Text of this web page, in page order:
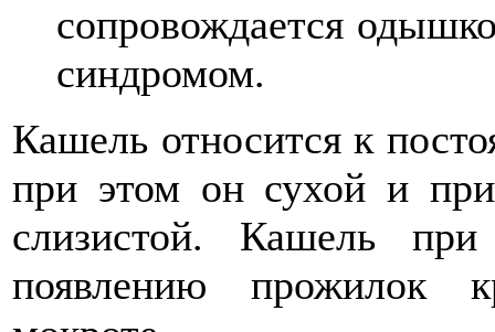
сопровождается
синдромом.
Кашель относится к
при этом он сухой и
слизистой. Кашель при
появлению прожилок